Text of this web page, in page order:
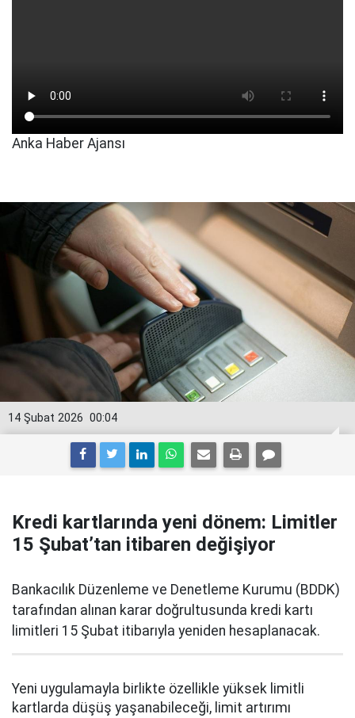
Anka Haber Ajansı
00:04
14 Şubat 2026
Kredi kartlarında yeni dönem: Limitler
15 Şubat’tan itibaren değişiyor
Bankacılık Düzenleme ve Denetleme Kurumu (BDDK)
tarafından alınan karar doğrultusunda kredi kartı
limitleri 15 Şubat itibarıyla yeniden hesaplanacak.
Yeni uygulamayla birlikte özellikle yüksek limitli
kartlarda düşüş yaşanabileceği, limit artırımı